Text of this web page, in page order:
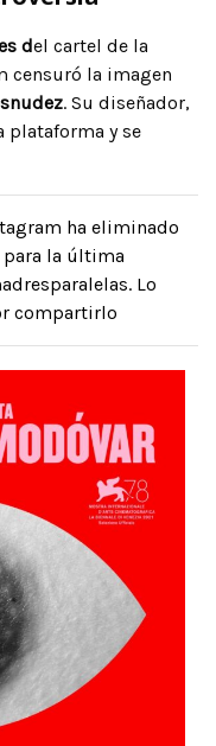
del cartel de la
censuró la imagen
. Su diseñador,
plataforma y se
ha eliminado
para la última
Lo
compartirlo